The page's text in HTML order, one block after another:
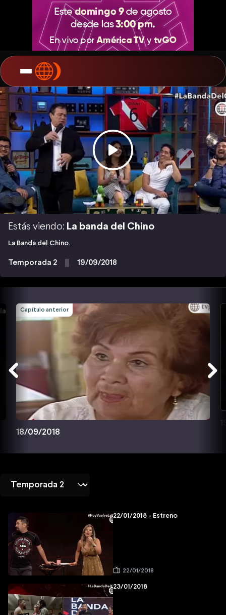
Estás viendo: La banda del Chino
La Banda del Chino.
Temporada 2 19/09/2018
Capítulo anterior
18/09/2018
22/01/2018 - Estreno
22/01/2018
23/01/2018